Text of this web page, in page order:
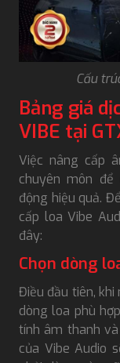
Cấu
Bảng giá
VIBE tại
Việc nâng cấp
chuyên môn
động hiệu quả.
cấp loa Vibe
đây:
Chọn dòng
Điều đầu tiên, khi
dòng loa phù
tính âm thanh
của Vibe Audio